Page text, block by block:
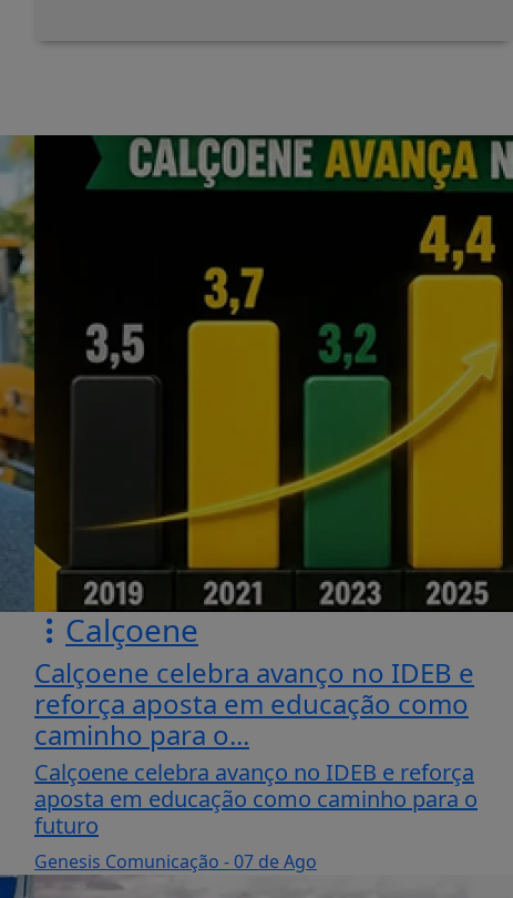
Calçoene
Calçoene celebra avanço no IDEB e
reforça aposta em educação como
caminho para o...
Calçoene celebra avanço no IDEB e reforça
aposta em educação como caminho para o
futuro
Genesis Comunicação - 07 de Ago